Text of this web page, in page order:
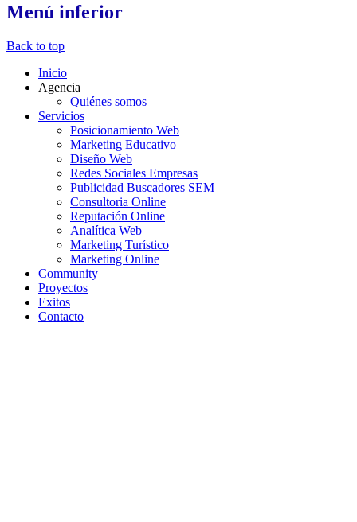
Menú inferior
Back to top
Inicio
Agencia
Quiénes somos
Servicios
Posicionamiento Web
Marketing Educativo
Diseño Web
Redes Sociales Empresas
Publicidad Buscadores SEM
Consultoria Online
Reputación Online
Analítica Web
Marketing Turístico
Marketing Online
Community
Proyectos
Exitos
Contacto